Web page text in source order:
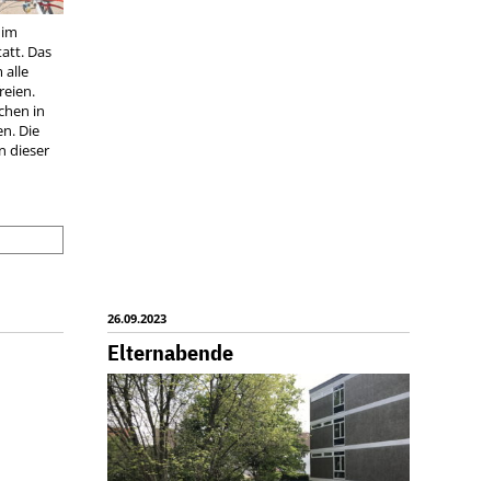
Das
alle
in
Die
dieser
26.09.2023
Elternabende